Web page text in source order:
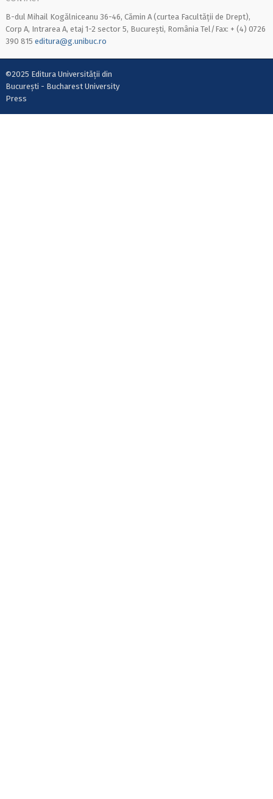
B-dul Mihail Kogălniceanu 36-46, Cămin A (curtea Facultății de Drept),
Corp A, Intrarea A, etaj 1-2 sector 5, București, România Tel/Fax: + (4) 0726
390 815 editura@g.unibuc.ro
©2025 Editura Universității din
București - Bucharest University
Press